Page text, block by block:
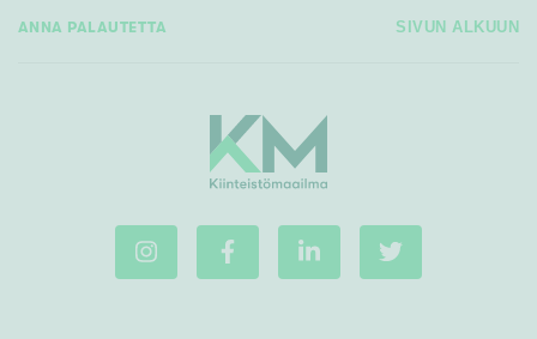
Tyydyttävä
ANNA PALAUTETTA SIVUN ALKUUN